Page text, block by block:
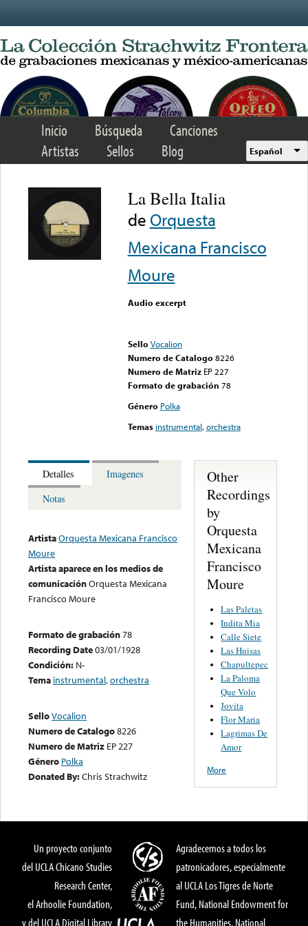
Inicio Búsqueda
Canciones
Artistas
Sellos Blog Español
La Bella Italia
de Orquesta
Mexicana Francisco
Moure
Audio excerpt
Sello Vocalion
Numero de Catalogo 8226
Numero de Matriz EP 227
Formato de grabación 78
Género Polka
Temas instrumental,orchestra
Detalles
Imagenes
Notas
ArtistaOrquesta Mexicana Francisco
Moure
Artista aparece en los medios de
comunicaciónOrquesta Mexicana
Francisco Moure
Formato de grabación78
Recording Date03/01/1928
Condición: N-
Tema instrumental,orchestra
SelloVocalion
Numero de Catalogo8226
Numero de Matriz EP 227
Género Polka
Donated By:Chris Strachwitz
Other
Recordings
by
Orquesta
Mexicana
Francisco
Moure
Las Paletas
Indita Mia
Calle Siete
Las Huisas
Chapultepec
La Paloma
Que Volo
Jovita
Flor Maria
Lagrimas De
Amor
More
Un proyecto conjunto
del UCLA Chicano Studies
Research Center,
el Arhoolie Foundation,
y del UCLA Digital Library
Agradecemos a todos los
patronicadores, especialmente
al UCLA Los Tigres de Norte
Fund, National Endowment for
the Humanities, National